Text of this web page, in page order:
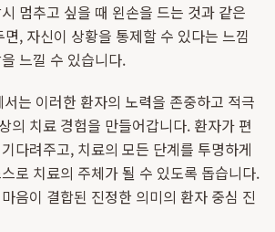
멈추고 싶을 때 왼손을 드는 것과 같은
, 자신이 상황을 통제할 수 있다는 느낌
느낄 수 있습니다.
는 이러한 환자의 노력을 존중하고 적극
의 치료 경험을 만들어갑니다. 환자가 편
다려주고, 치료의 모든 단계를 투명하게
로 치료의 주체가 될 수 있도록 돕습니다.
음이 결합된 진정한 의미의 환자 중심 진